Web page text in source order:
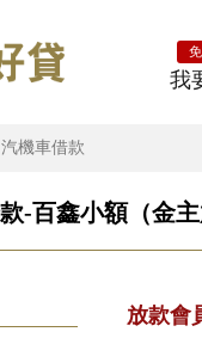
我
機車借款
-百鑫小額（金主
放款會